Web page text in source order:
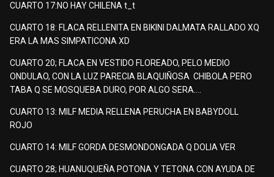
CUARTO 17:NO HAY CHILENA t_t
CUARTO 18: FLACA RELLENITA EN BIKINI DALMATA RALLADO XQ
ERA LA MAS SIMPATICONA XD
CUARTO 20; FLACA EN VESTIDO FLOREADO, PELO MEDIO
ONDULAO, CON LA LUZ PARECIA BLAQUIÑOSA CHIBOLA PERO
TABA Q SE MOSQUEBA DURO, POR ALGO SERA....
CUARTO 13: MILF MEDIA RELLENA PERUCHA EN BABYDOLL
ROJO
CUARTO 14: MILF GORDA DESMONDONGADA Q DOLIA VER
CUARTO 28; HUANUQUEÑA POTONA Y TETONA CON AYUDA DE